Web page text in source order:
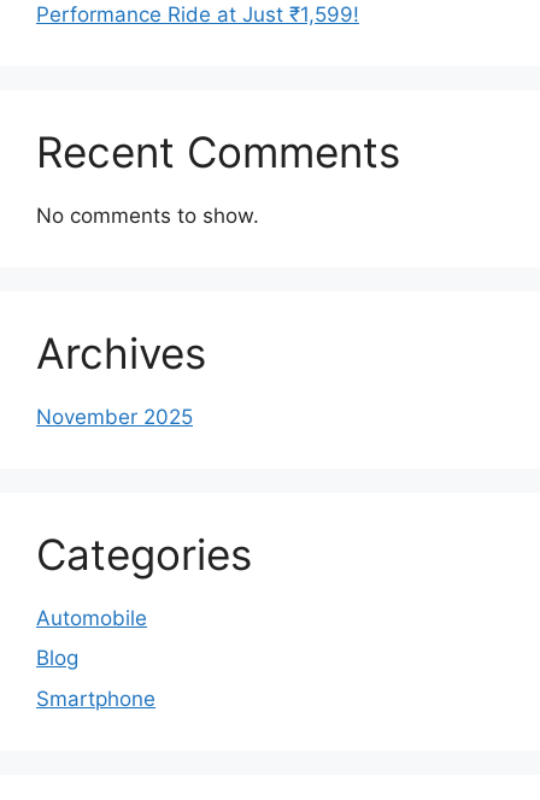
Performance Ride at Just ₹1,599!
Recent Comments
No comments to show.
Archives
November 2025
Categories
Automobile
Blog
Smartphone